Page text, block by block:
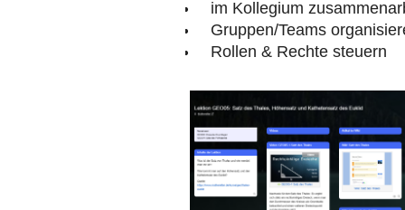
im Kollegium
Gruppen/Teams
Rollen & Rechte steuern